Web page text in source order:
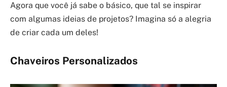
Agora que você já sabe o básico, que tal se inspirar
com algumas ideias de projetos? Imagina só a alegria
de criar cada um deles!
Chaveiros Personalizados